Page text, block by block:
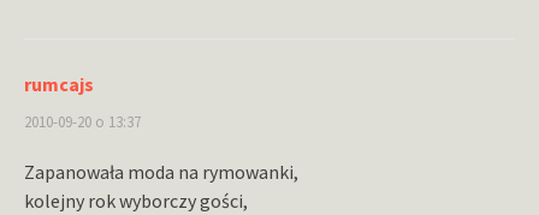
rumcajs
2010-09-20 o 13:37
Zapanowała moda na rymowanki,
kolejny rok wyborczy gości,